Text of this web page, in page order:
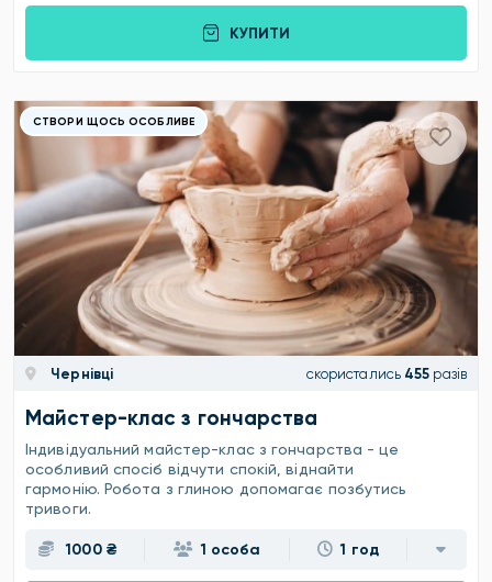
КУПИТИ
СТВОРИ ЩОСЬ ОСОБЛИВЕ
Чернівці скористались 455 разів
Майстер-клас з гончарства
Індивідуальний майстер-клас з гончарства - це
особливий спосіб відчути спокій, віднайти
гармонію. Робота з глиною допомагає позбутись
тривоги.
1000 ₴ 1 особа 1 год